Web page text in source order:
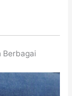
Berbagai